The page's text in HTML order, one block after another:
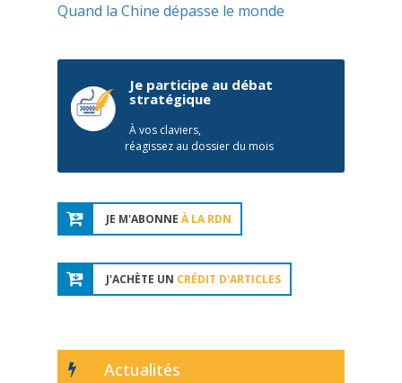
Quand la Chine dépasse le monde
Je participe au débat
stratégique
À vos claviers,
réagissez au dossier du mois
JE M'ABONNE À LA RDN
J'ACHÈTE UN CRÉDIT D'ARTICLES
Actualités